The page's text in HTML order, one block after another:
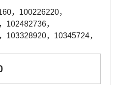
， 100226220，
， 102482736，
， 103328920， 10345724，